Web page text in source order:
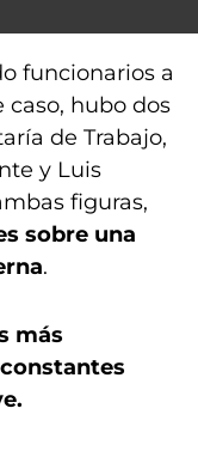
funcionarios a
caso, hubo dos
de Trabajo,
y Luis
figuras,
sobre una
.
más